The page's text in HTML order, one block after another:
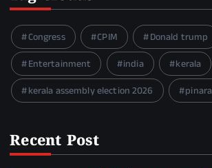
Congress CPIM
Donald trump
Entertainment
india
kerala
kerala assembly election 2026
Recent Post